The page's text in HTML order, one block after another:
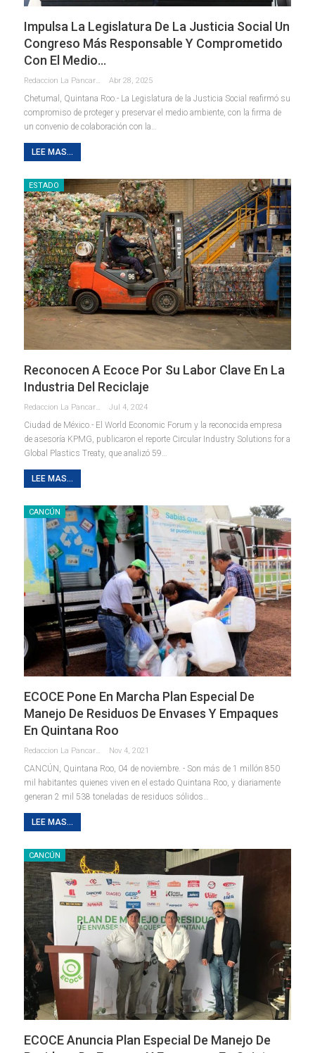
Impulsa La Legislatura De La Justicia Social Un
Congreso Más Responsable Y Comprometido
Con El Medio…
Abr 28, 2025
Chetumal, Quintana Roo.- La Legislatura de la Justicia Social reafirmó su
compromiso de proteger y preservar el medio ambiente, con la firma de
un convenio de colaboración con la
LEE MAS...
ESTADO
Reconocen A Ecoce Por Su Labor Clave En La
Industria Del Reciclaje
Redaccion La Pancarta De Quintana Roo Jul 4, 2024
Ciudad de México.- El World Economic Forum y la reconocida empresa
de asesoría KPMG, publicaron el reporte Circular Industry Solutions for a
Global Plastics Treaty, que analizó 59
LEE MAS...
CANCÚN
ECOCE Pone En Marcha Plan Especial De
Manejo De Residuos De Envases Y Empaques
En Quintana Roo
Redaccion La Pancarta De Quintana Roo Nov 4, 2021
CANCÚN, Quintana Roo, 04 de noviembre. - Son más de 1 millón 850
mil habitantes quienes viven en el estado Quintana Roo, y diariamente
generan 2 mil 538 toneladas de residuos sólidos…
LEE MAS...
CANCÚN
ECOCE Anuncia Plan Especial De Manejo De